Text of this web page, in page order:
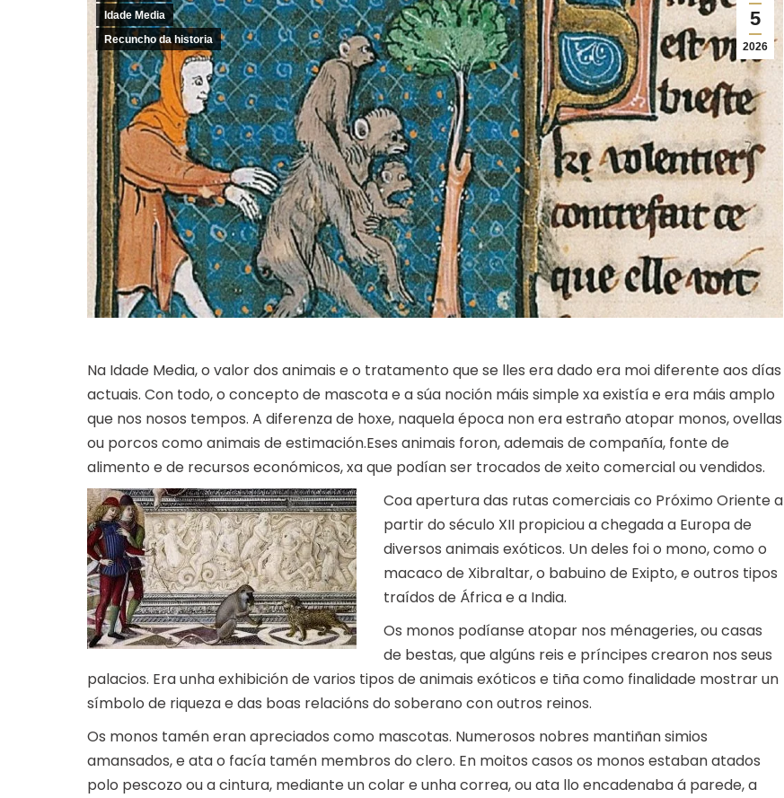
5
2026
Idade Media
Recuncho da historia
Na Idade Media, o valor dos animais e o tratamento que se lles era dado era moi diferente aos días
actuais. Con todo, o concepto de mascota e a súa noción máis simple xa existía e era máis amplo
que nos nosos tempos. A diferenza de hoxe, naquela época non era estraño atopar monos, ovellas
ou porcos como animais de estimación.Eses animais foron, ademais de compañía, fonte de
alimento e de recursos económicos, xa que podían ser trocados de xeito comercial ou vendidos.
Coa apertura das rutas comerciais co Próximo Oriente a
partir do século XII propiciou a chegada a Europa de
diversos animais exóticos. Un deles foi o mono, como o
macaco de Xibraltar, o babuino de Exipto, e outros tipos
traídos de África e a India.
Os monos podíanse atopar nos ménageries, ou casas
de bestas, que algúns reis e príncipes crearon nos seus
palacios. Era unha exhibición de varios tipos de animais exóticos e tiña como finalidade mostrar un
símbolo de riqueza e das boas relacións do soberano con outros reinos.
Os monos tamén eran apreciados como mascotas. Numerosos nobres mantiñan simios
amansados, e ata o facía tamén membros do clero. En moitos casos os monos estaban atados
polo pescozo ou a cintura, mediante un colar e unha correa, ou ata llo encadenaba á parede, a